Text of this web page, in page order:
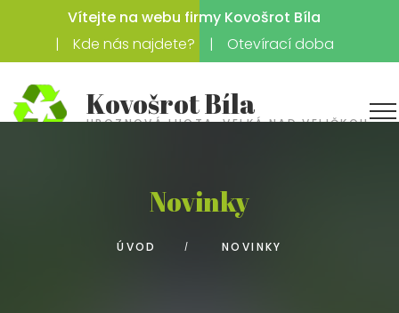
Vítejte na webu firmy Kovošrot Bíla
Kde nás najdete?
Otevírací doba
Kovošrot Bíla
HROZNOVÁ LHOTA, VELKÁ NAD VELIČKOU
Novinky
ÚVOD NOVINKY